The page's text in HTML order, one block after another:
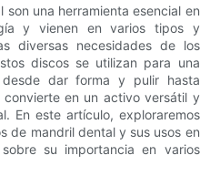
una herramienta esencial en
y vienen en varios tipos y
diversas necesidades de los
discos se utilizan para una
dar forma y pulir hasta
en un activo versátil y
En este artículo, exploraremos
de mandril dental y sus usos en
su importancia en varios